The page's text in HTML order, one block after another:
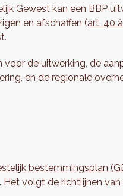
Gewest kan een BBP
en afschaffen (art. 40
de uitwerking, de
en de regionale
bestemmingsplan
. Het volgt de richtlijnen van